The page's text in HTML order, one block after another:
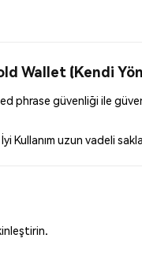
Wallet (Kendi
phrase güvenliği ile
Kullanım uzun vadeli